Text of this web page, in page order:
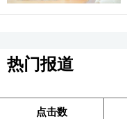
热门报道
点击数